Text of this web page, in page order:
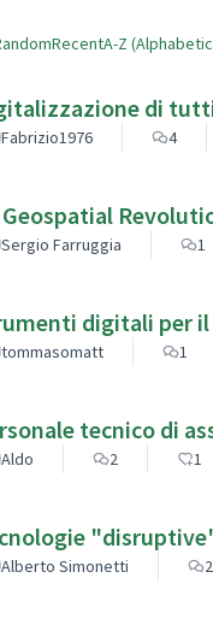
RecentA-Z
di
Fabrizio1976 4
Geospatial
Sergio Farruggia 1
digitali per
tommasomatt 1
tecnico di
Aldo 2 1
Alberto Simonetti 2